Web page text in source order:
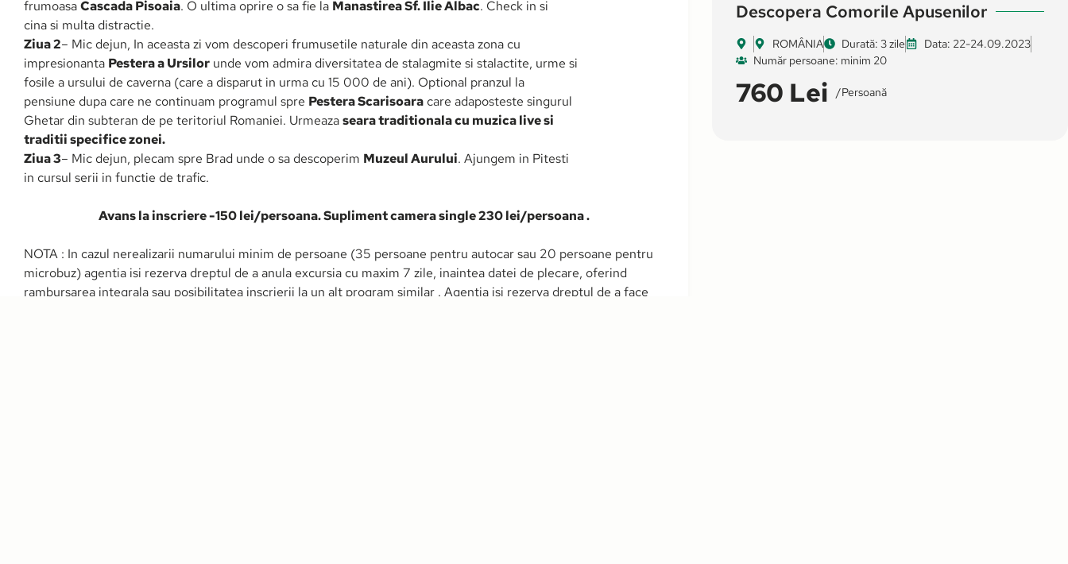
frumoasaCascada Pisoaia. O ultima oprire o sa fie la Manastirea Sf. Ilie Albac. Check in si
cina si multa distractie.
Ziua 2– Mic dejun, In aceasta zi vom descoperi frumusetile naturale din aceasta zona cu
impresionanta Pestera a Ursilor unde vom admira diversitatea de stalagmite si stalactite, urme si
fosile a ursului de caverna (care a disparut in urma cu 15 000 de ani). Optional pranzul la
pensiune dupa care ne continuam programul spre Pestera Scarisoara care adaposteste singurul
Ghetar din subteran de pe teritoriul Romaniei. Urmeazaseara traditionala cu muzica live si
traditii specifice zonei.
Ziua 3– Mic dejun, plecam spre Brad unde o sa descoperim Muzeul Aurului. Ajungem in Pitesti
in cursul serii in functie de trafic.
Avans la inscriere -150 lei/persoana. Supliment camera single 230 lei/persoana .
NOTA : In cazul nerealizarii numarului minim de persoane (35 persoane pentru autocar sau 20 persoane pentru
microbuz) agentia isi rezerva dreptul de a anula excursia cu maxim 7 zile, inaintea datei de plecare, oferind
rambursarea integrala sau posibilitatea inscrierii la un alt program similar . Agentia isi rezerva dreptul de a face
Descopera Comorile Apusenilor
ROMÂNIA Durată: 3 zile
Data: 22-24.09.2023
Număr persoane: minim 20
760 Lei /persoană